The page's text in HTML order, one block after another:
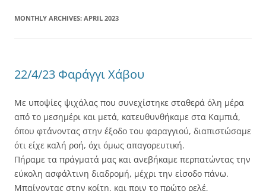
MONTHLY ARCHIVES: APRIL 2023
22/4/23 Φαράγγι Χάβου
Με υποψίες ψιχάλας που συνεχίστηκε σταθερά όλη μέρα
από το μεσημέρι και μετά, κατευθυνθήκαμε στα Καμπιά,
όπου φτάνοντας στην έξοδο του φαραγγιού, διαπιστώσαμε
ότι είχε καλή ροή, όχι όμως απαγορευτική.
Πήραμε τα πράγματά μας και ανεβήκαμε περπατώντας την
εύκολη ασφάλτινη διαδρομή, μέχρι την είσοδο πάνω.
Μπαίνοντας στην κοίτη, και πριν το πρώτο ρελέ,